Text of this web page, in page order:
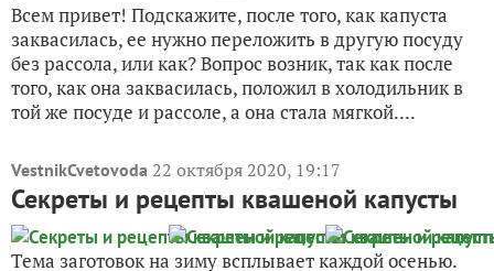
Всем привет! Подскажите, после того, как капуста
заквасилась, ее нужно переложить в другую посуду
без рассола, или как? Вопрос возник, так как после
того, как она заквасилась, положил в холодильник в
той же посуде и рассоле, а она стала мягкой....
VestnikCvetovoda 22 октября 2020, 19:17
Секреты и рецепты квашеной капусты
Тема заготовок на зиму всплывает каждой осенью.